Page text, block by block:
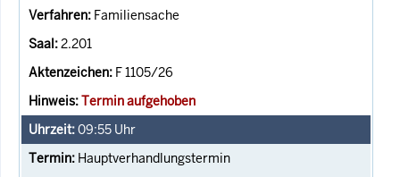
Familiensache
2.201
F 1105/26
Termin aufgehoben
09:55 Uhr
Hauptverhandlungstermin